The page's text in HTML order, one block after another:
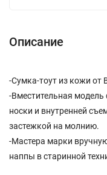
Описание
-Сумка-тоут из кожи от
-Вместительная
носки и внутренней
застежкой на молнию.
-Мастера марки
наппы в старинной